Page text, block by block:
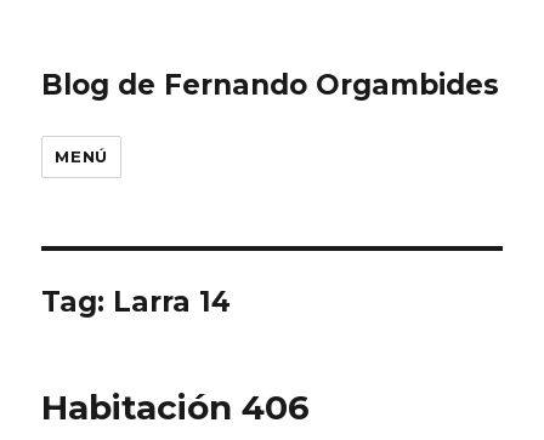
Blog de Fernando Orgambides
MENÚ
Tag: Larra 14
Habitación 406